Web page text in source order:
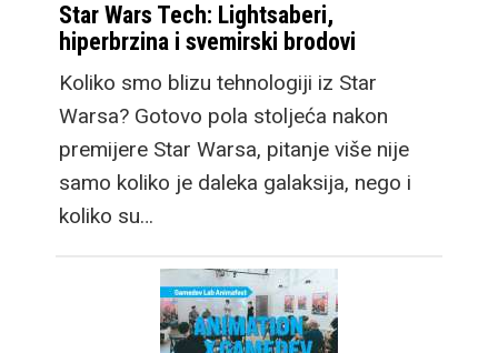
Star Wars Tech: Lightsaberi,
hiperbrzina i svemirski brodovi
Koliko smo blizu tehnologiji iz Star
Warsa? Gotovo pola stoljeća nakon
premijere Star Warsa, pitanje više nije
samo koliko je daleka galaksija, nego i
koliko su…